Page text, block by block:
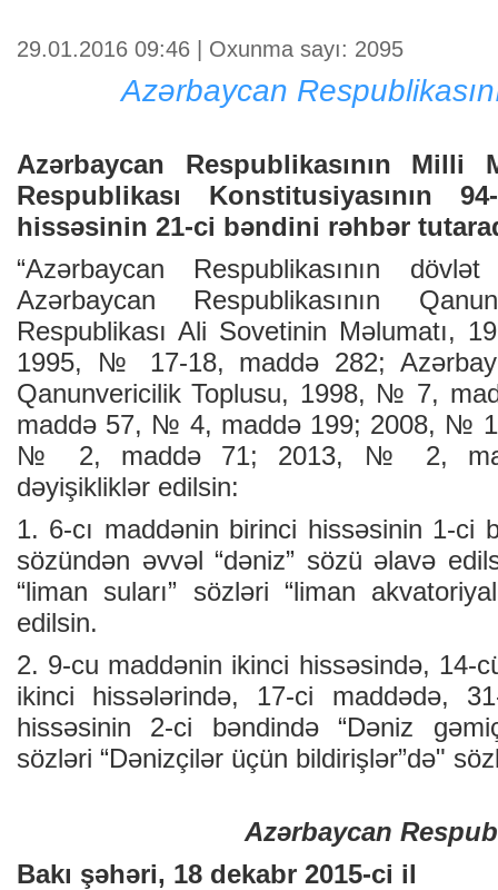
29.01.2016 09:46 | Oxunma sayı: 2095
Azərbaycan
Azərbaycan Respublikasının Milli
Respublikası Konstitusiyasının
hissəsinin 21-ci bəndini rəhbər
“Azərbaycan Respublikasının
Azərbaycan Respublikasının
Respublikası Ali Sovetinin Məlumatı,
1995, № 17-18, maddə 282;
Qanunvericilik Toplusu, 1998, № 7,
maddə 57, № 4, maddə 199; 2008, №
№ 2, maddə 71; 2013, № 2,
dəyişikliklər edilsin:
1. 6-cı maddənin birinci hissəsinin 1-ci
sözündən əvvəl “dəniz” sözü əlavə
“liman suları” sözləri “liman
edilsin.
2. 9-cu maddənin ikinci hissəsində, 14-
ikinci hissələrində, 17-ci maddədə,
hissəsinin 2-ci bəndində “Dəniz
sözləri “Dənizçilər üçün bildirişlər”də"
Azərbaycan
Bakı şəhəri, 18 dekabr 2015-ci il